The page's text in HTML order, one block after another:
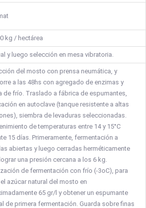
kg / hectárea
y luego selección en mesa vibratoria.
del mosto con prensa neumática, y
a las 48hs con agregado de enzimas y
de frío. Traslado a fábrica de espumantes,
en autoclave (tanque resistente a altas
siembra de levaduras seleccionadas.
de temperaturas entre 14 y 15°C
15 días. Primeramente, fermentación a
abiertas y luego cerradas herméticamente
una presión cercana a los 6 kg.
de fermentación con frío (-3oC), para
azúcar natural del mosto en
65 gr/l y obtener un espumante
de primera fermentación. Guarda sobre finas